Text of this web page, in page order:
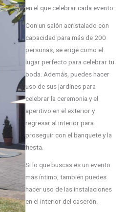
en el que celebrar cada evento.
Con un salón acristalado con
capacidad para más de 200
personas, se erige como el
lugar perfecto para celebrar tu
boda. Además, puedes hacer
uso de sus jardines para
celebrar la ceremonia y el
aperitivo en el exterior y
regresar al interior para
proseguir con el banquete y la
fiesta.
Si lo que buscas es un evento
más íntimo, también puedes
hacer uso de las instalaciones
en el interior del caserón.